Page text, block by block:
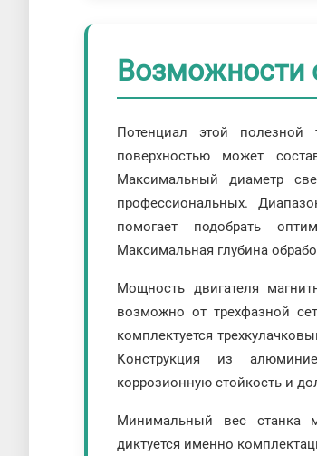
Возможности
Потенциал этой полезной
поверхностью может
Максимальный диаметр
профессиональных.
помогает подобрать
Максимальная глубина
Мощность двигателя
возможно от трехфазной
комплектуется
Конструкция из
коррозионную стойкость и
Минимальный вес станка
диктуется именно